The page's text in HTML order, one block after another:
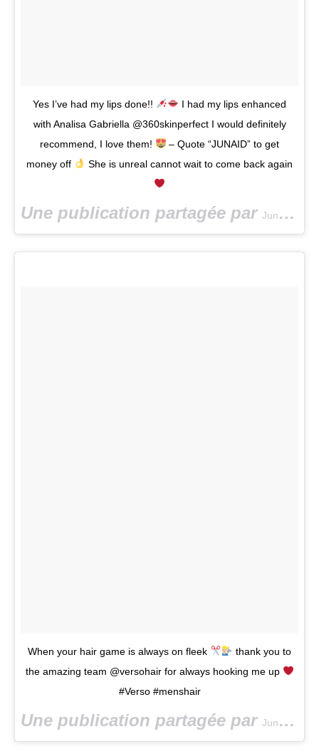
Yes I’ve had my lips done!!
I had my lips enhanced
with Analisa Gabriella @360skinperfect I would definitely
recommend, I love them!
– Quote “JUNAID” to get
money off
She is unreal cannot wait to come back again
Une publication partagée par Junaid Ahmed
When your hair game is always on fleek
thank you to
the amazing team @versohair for always hooking me up
#Verso #menshair
Une publication partagée par Junaid Ahmed